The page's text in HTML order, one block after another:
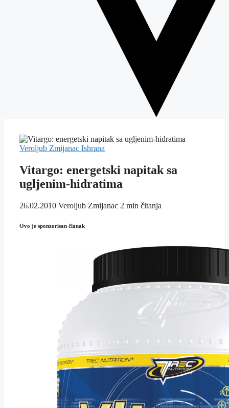
Veroljub Zmijanac Ishrana
Vitargo: energetski napitak sa
ugljenim-hidratima
26.02.2010 Veroljub Zmijanac 2 min čitanja
Ovo je sponzorisan članak